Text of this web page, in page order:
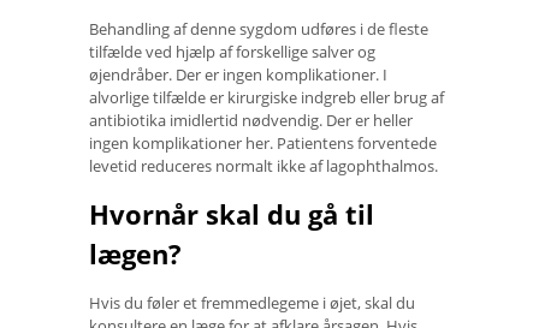
Behandling af denne sygdom udføres i de fleste
tilfælde ved hjælp af forskellige salver og
øjendråber. Der er ingen komplikationer. I
alvorlige tilfælde er kirurgiske indgreb eller brug af
antibiotika imidlertid nødvendig. Der er heller
ingen komplikationer her. Patientens forventede
levetid reduceres normalt ikke af lagophthalmos.
Hvornår skal du gå til
lægen?
Hvis du føler et fremmedlegeme i øjet, skal du